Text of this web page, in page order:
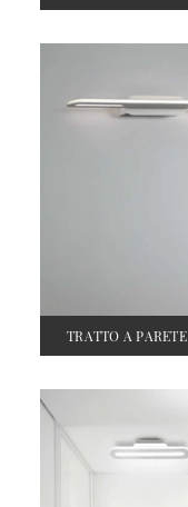
TRATTO A PARETE